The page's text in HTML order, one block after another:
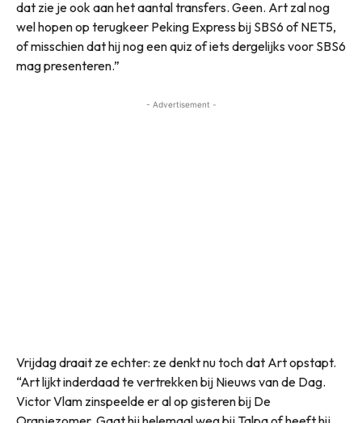
dat zie je ook aan het aantal transfers. Geen. Art zal nog
wel hopen op terugkeer Peking Express bij SBS6 of NET5,
of misschien dat hij nog een quiz of iets dergelijks voor SBS6
mag presenteren.”
- Advertisement -
Vrijdag draait ze echter: ze denkt nu toch dat Art opstapt.
“Art lijkt inderdaad te vertrekken bij Nieuws van de Dag.
Victor Vlam zinspeelde er al op gisteren bij De